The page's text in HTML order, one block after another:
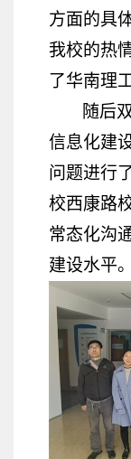
方面的具
我校的热
了华南理
随后
信息化建
问题进行
校西康路
常态化沟
建设水平。